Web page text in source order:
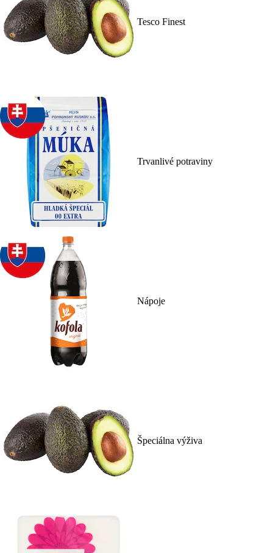
Tesco Finest
Trvanlivé potraviny
Nápoje
Špeciálna výživa